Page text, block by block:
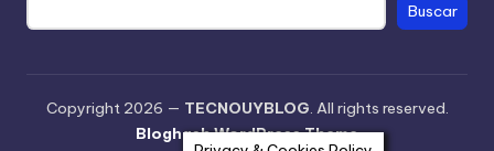
Buscar
Copyright 2026 — TECNOUYBLOG. All rights reserved.
Bloghash WordPress Theme